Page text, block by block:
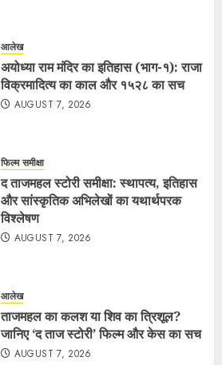
आलेख
अयोध्या राम मंदिर का इतिहास (भाग-१): राजा
विक्रमादित्य का काल और १५२८ का सच
AUGUST 7, 2026
फिल्म समीक्षा
द ताजमहल स्टोरी समीक्षा: स्थापत्य, इतिहास
और सांस्कृतिक अभिलेखों का यथार्थपरक
विश्लेषण
AUGUST 7, 2026
आलेख
ताजमहल का कलश या शिव का त्रिशूल?
जानिए ‘द ताज स्टोरी’ फिल्म और केस का सच
AUGUST 7, 2026